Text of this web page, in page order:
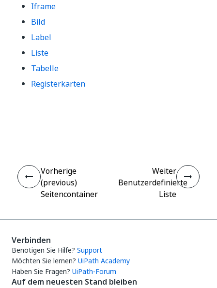
Iframe
Bild
Label
Liste
Tabelle
Registerkarten
Vorherige
(previous)
Seitencontainer
Weiter
Benutzerdefinierte
Liste
Verbinden
Benötigen Sie Hilfe? Support
Möchten Sie lernen? UiPath Academy
Haben Sie Fragen? UiPath-Forum
Auf dem neuesten Stand bleiben